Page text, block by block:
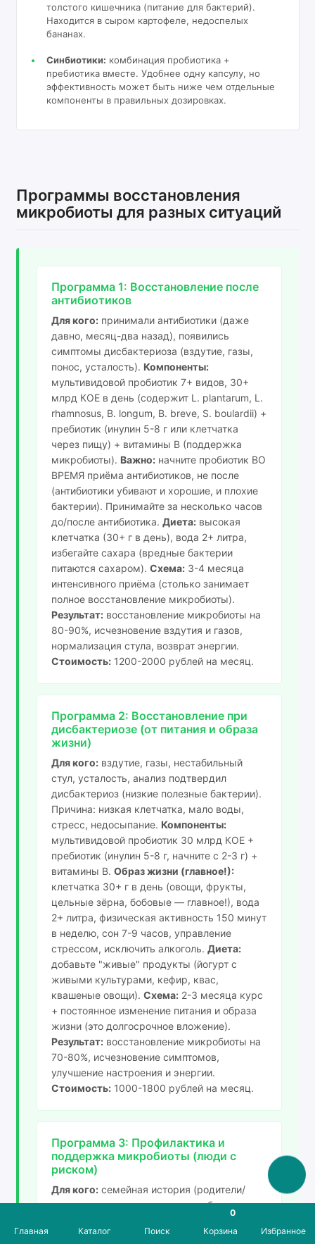
Главная Каталог Поиск Корзина
0
Избранное
толстого кишечника (питание для бактерий).
Находится в сыром картофеле, недоспелых
бананах.
Синбиотики: комбинация пробиотика +
пребиотика вместе. Удобнее одну капсулу, но
эффективность может быть ниже чем отдельные
компоненты в правильных дозировках.
Программы восстановления
микробиоты для разных ситуаций
Программа 1: Восстановление после
антибиотиков
Для кого:принимали антибиотики (даже
давно, месяц-два назад), появились
симптомы дисбактериоза (вздутие, газы,
понос, усталость). Компоненты:
мультивидовой пробиотик 7+ видов, 30+
млрд КОЕ в день (содержит L. plantarum, L.
rhamnosus, B. longum, B. breve, S. boulardii) +
пребиотик (инулин 5-8 г или клетчатка
через пищу) + витамины B (поддержка
микробиоты). Важно:начните пробиотик ВО
ВРЕМЯ приёма антибиотиков, не после
(антибиотики убивают и хорошие, и плохие
бактерии). Принимайте за несколько часов
до/после антибиотика. Диета:высокая
клетчатка (30+ г в день), вода 2+ литра,
избегайте сахара (вредные бактерии
питаются сахаром). Схема:3-4 месяца
интенсивного приёма (столько занимает
полное восстановление микробиоты).
Результат:восстановление микробиоты на
80-90%, исчезновение вздутия и газов,
нормализация стула, возврат энергии.
Стоимость:1200-2000 рублей на месяц.
Программа 2: Восстановление при
дисбактериозе (от питания и образа
жизни)
Для кого:вздутие, газы, нестабильный
стул, усталость, анализ подтвердил
дисбактериоз (низкие полезные бактерии).
Причина: низкая клетчатка, мало воды,
стресс, недосыпание. Компоненты:
мультивидовой пробиотик 30 млрд КОЕ +
пребиотик (инулин 5-8 г, начните с 2-3 г) +
витамины B. Образ жизни (главное!):
клетчатка 30+ г в день (овощи, фрукты,
цельные зёрна, бобовые — главное!), вода
2+ литра, физическая активность 150 минут
в неделю, сон 7-9 часов, управление
стрессом, исключить алкоголь. Диета:
добавьте "живые" продукты (йогурт с
живыми культурами, кефир, квас,
квашеные овощи). Схема:2-3 месяца курс
+ постоянное изменение питания и образа
жизни (это долгосрочное вложение).
Результат:восстановление микробиоты на
70-80%, исчезновение симптомов,
улучшение настроения и энергии.
Стоимость:1000-1800 рублей на месяц.
Программа 3: Профилактика и
поддержка микробиоты (люди с
риском)
Для кого:семейная история (родители/
дедушки страдали ожирением, болезнями
инфекцию, принимают